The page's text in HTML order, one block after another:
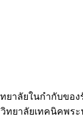
ยาลัยในกำกับของ
ทยาลัยเทคนิคพร